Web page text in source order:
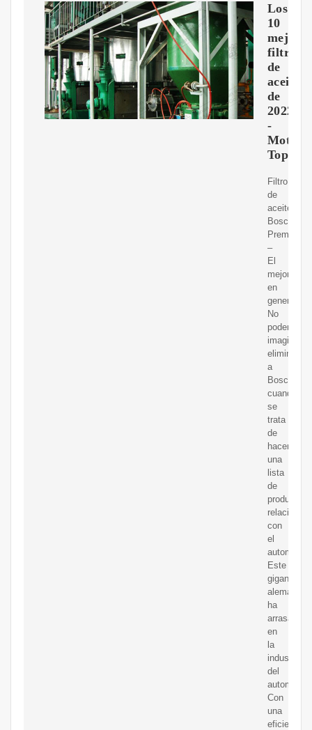
Los
10
mejores
filtros
de
aceite
de
2022
-
Top
Filtro
de
aceite
Bosch
Premium
–
El
mejor
en
general.
No
podemos
eliminar
a
Bosch
cuando
se
trata
de
hacer
una
lista
de
productos
con
el
automóvil.
Este
gigante
alemán
ha
arrasado
en
la
industria
del
automóvil.
Con
una
eficiencia